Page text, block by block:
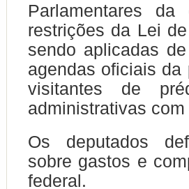
Parlamentares
restrições da Lei
sendo aplicadas
agendas oficiais da
visitantes de
administrativas
Os deputados
sobre gastos e
federal.